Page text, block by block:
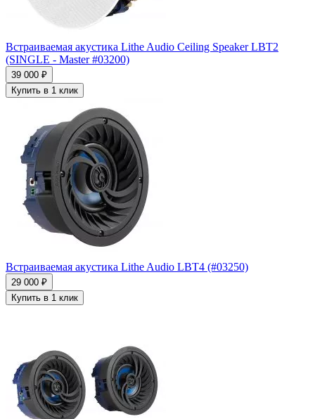
Встраиваемая акустика Lithe Audio Ceiling Speaker LBT2
(SINGLE - Master #03200)
39 000 ₽
Купить в 1 клик
Встраиваемая акустика Lithe Audio LBT4 (#03250)
29 000 ₽
Купить в 1 клик